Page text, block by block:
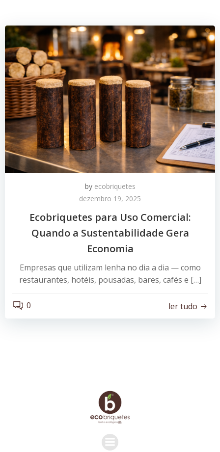
by ecobriquetes
dezembro 19, 2025
Ecobriquetes para Uso Comercial:
Quando a Sustentabilidade Gera
Economia
Empresas que utilizam lenha no dia a dia — como
restaurantes, hotéis, pousadas, bares, cafés e […]
0 ler tudo